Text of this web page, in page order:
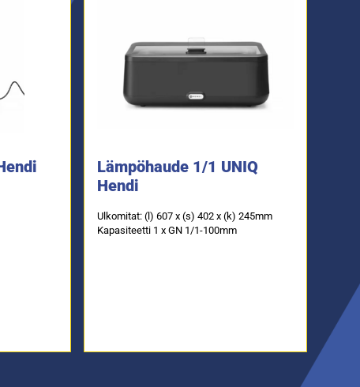
Lämpöhaude 1/1 UNIQ
Hendi
Ulkomitat: (l) 607 x (s) 402 x (k) 245mm
Kapasiteetti 1 x GN 1/1-100mm